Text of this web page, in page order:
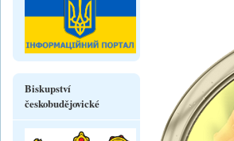
Biskupství
českobudějovické